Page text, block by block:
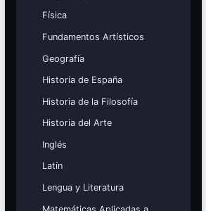
Física
Fundamentos Artísticos
Geografía
Historia de España
Historia de la Filosofía
Historia del Arte
Inglés
Latín
Lengua y Literatura